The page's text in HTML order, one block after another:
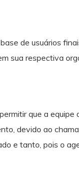
de usuários
sua respectiva
que a
devido ao
e tanto, pois o